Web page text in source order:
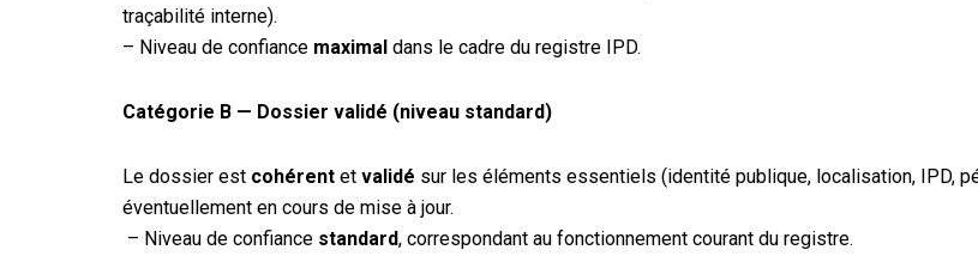
traçabilité interne).
– Niveau de confiance maximal dans le cadre du registre IPD.
Catégorie B — Dossier validé (niveau standard)
Le dossier est cohérent et validé sur les éléments essentiels (identité publique, localisation, IPD,
éventuellement en cours de mise à jour.
– Niveau de confiance standard, correspondant au fonctionnement courant du registre.